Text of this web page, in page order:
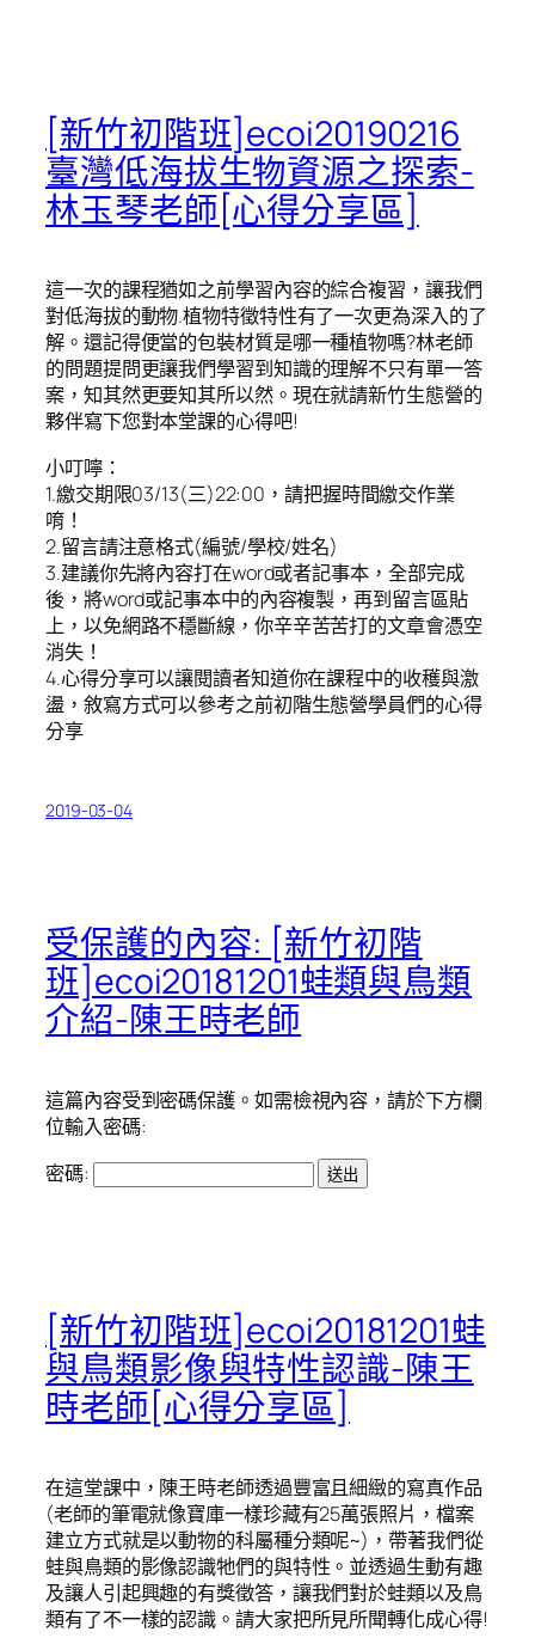
[新竹初階班]ecoi20190216
臺灣低海拔生物資源之探索-
林玉琴老師[心得分享區]
這一次的課程猶如之前學習內容的綜合複習，讓我們
對低海拔的動物.植物特徵特性有了一次更為深入的了
解。還記得便當的包裝材質是哪一種植物嗎?林老師
的問題提問更讓我們學習到知識的理解不只有單一答
案，知其然更要知其所以然。現在就請新竹生態營的
夥伴寫下您對本堂課的心得吧!
小叮嚀：
1.繳交期限03/13(三)22:00，請把握時間繳交作業
唷！
2.留言請注意格式(編號/學校/姓名)
3.建議你先將內容打在word或者記事本，全部完成
後，將word或記事本中的內容複製，再到留言區貼
上，以免網路不穩斷線，你辛辛苦苦打的文章會憑空
消失！
4.心得分享可以讓閱讀者知道你在課程中的收穫與激
盪，敘寫方式可以參考之前初階生態營學員們的心得
分享
2019-03-04
受保護的內容: [新竹初階
班]ecoi20181201蛙類與鳥類
介紹-陳王時老師
這篇內容受到密碼保護。如需檢視內容，請於下方欄
位輸入密碼:
密碼:
[新竹初階班]ecoi20181201蛙
與鳥類影像與特性認識-陳王
時老師[心得分享區]
在這堂課中，陳王時老師透過豐富且細緻的寫真作品
(老師的筆電就像寶庫一樣珍藏有25萬張照片，檔案
建立方式就是以動物的科屬種分類呢~)，帶著我們從
蛙與鳥類的影像認識牠們的與特性。並透過生動有趣
及讓人引起興趣的有獎徵答，讓我們對於蛙類以及鳥
類有了不一樣的認識。請大家把所見所聞轉化成心得!